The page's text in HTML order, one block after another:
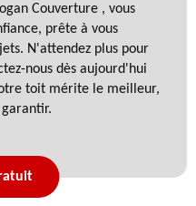
Couverture , vous
prête à vous
N'attendez plus pour
nous dès aujourd'hui
toit mérite le meilleur,